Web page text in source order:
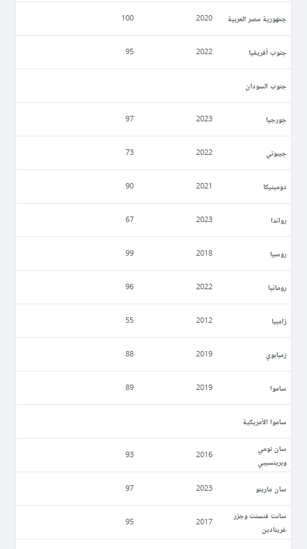
جمهورية مصر العربية 2020
100
جنوب أفريقيا 2022
95
جنوب السودان
جورجيا 2023
97
جيبوتي 2022
73
دومينيكا 2021
90
رواندا 2023
67
روسيا 2018
99
رومانيا 2022
96
زامبيا 2012
55
زمبابوي 2019
88
ساموا 2019
89
ساموا الأمريكية
سان تومي
وبرينسيبي
2016
93
سان مارينو 2023
97
سانت فنسنت وجزر
غرينادين
2017
95